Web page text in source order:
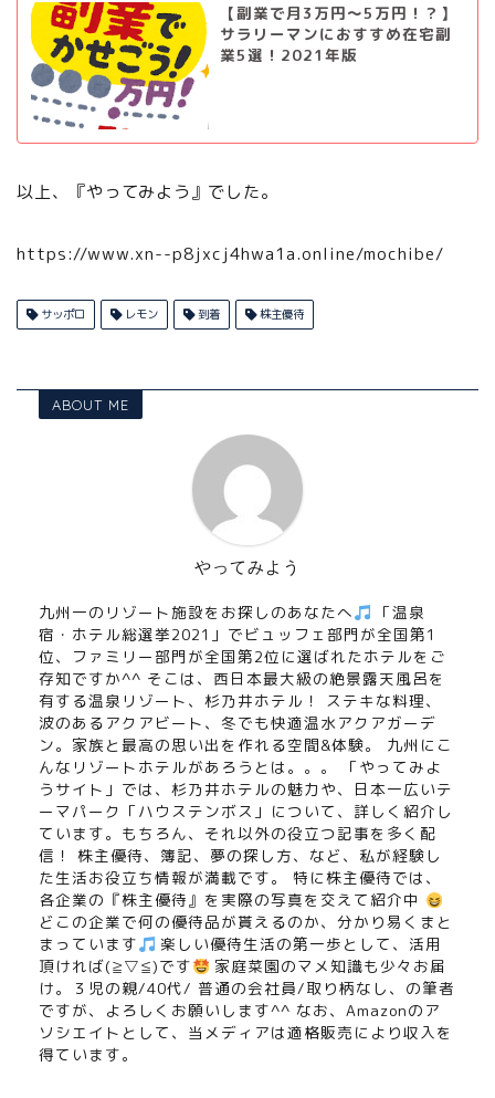
【副業で月3万円～5万円！？】
サラリーマンにおすすめ在宅副
業5選！2021年版
以上、『やってみよう』でした。
https://www.xn--p8jxcj4hwa1a.online/mochibe/
サッポロ レモン 到着 株主優待
ABOUT ME
やってみよう
九州一のリゾート施設をお探しのあなたへ
「温泉
宿・ホテル総選挙2021」でビュッフェ部門が全国第1
位、ファミリー部門が全国第2位に選ばれたホテルをご
存知ですか^^ そこは、西日本最大級の絶景露天風呂を
有する温泉リゾート、杉乃井ホテル！ ステキな料理、
波のあるアクアビート、冬でも快適温水アクアガーデ
ン。家族と最高の思い出を作れる空間&体験。 九州にこ
んなリゾートホテルがあろうとは。。。 「やってみよ
うサイト」では、杉乃井ホテルの魅力や、日本一広いテ
ーマパーク「ハウステンボス」について、詳しく紹介し
ています。もちろん、それ以外の役立つ記事を多く配
信！ 株主優待、簿記、夢の探し方、など、私が経験し
た生活お役立ち情報が満載です。 特に株主優待では、
各企業の『株主優待』を実際の写真を交えて紹介中
どこの企業で何の優待品が貰えるのか、分かり易くまと
まっています
楽しい優待生活の第一歩として、活用
頂ければ(≧▽≦)です
家庭菜園のマメ知識も少々お届
け。３児の親/40代/ 普通の会社員/取り柄なし、の筆者
ですが、よろしくお願いします^^ なお、Amazonのア
ソシエイトとして、当メディアは適格販売により収入を
得ています。